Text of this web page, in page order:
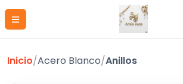
Inicio/Acero Blanco/Anillos